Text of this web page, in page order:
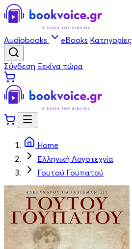
Audiobooks eBooks Κατηγορίες
Σύνδεση Ξεκίνα τώρα
Home
Ελληνική Λογοτεχνία
Γουτού Γουπατού